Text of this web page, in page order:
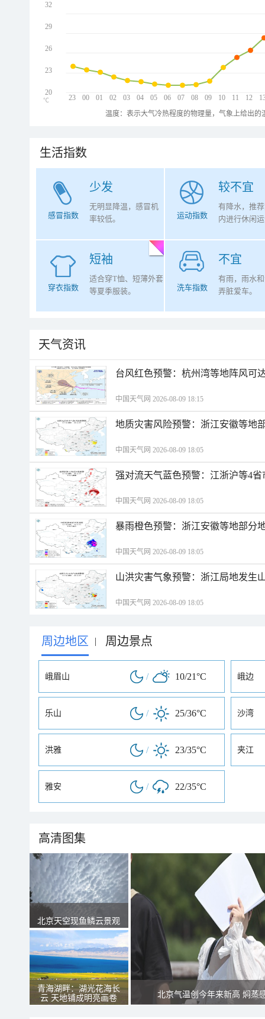
23 00 01 02 03 04 05 06 07 08 09 10 11 12
32
29
26
23
20
℃
温度：表示大气冷热程度的物理量，气象上给出
生活指数
少发
感冒指数
无明显降温，感冒机
率较低。
较不宜
运动指数
有降水，推
内进行休闲
短袖
穿衣指数
适合穿T恤、短薄外套
等夏季服装。
不宜
洗车指数
有雨，雨水
弄脏爱车。
天气资讯
台风红色预警：杭州湾等地阵风可
中国天气网 2026-08-09 18:15
地质灾害风险预警：浙江安徽等地
中国天气网 2026-08-09 18:05
强对流天气蓝色预警：江浙沪等4
中国天气网 2026-08-09 18:05
暴雨橙色预警：浙江安徽等地部分
中国天气网 2026-08-09 18:05
山洪灾害气象预警：浙江局地发生
中国天气网 2026-08-09 18:05
周边地区 | 周边景点
峨眉山 / 10/21°C 峨边
乐山 / 25/36°C 沙湾
洪雅 / 23/35°C 夹江
雅安 / 22/35°C
高清图集
北京天空现鱼鳞云景观
青海湖畔：湖光花海长
云 天地铺成明亮画卷
北京气温创今年来新高 焖蒸